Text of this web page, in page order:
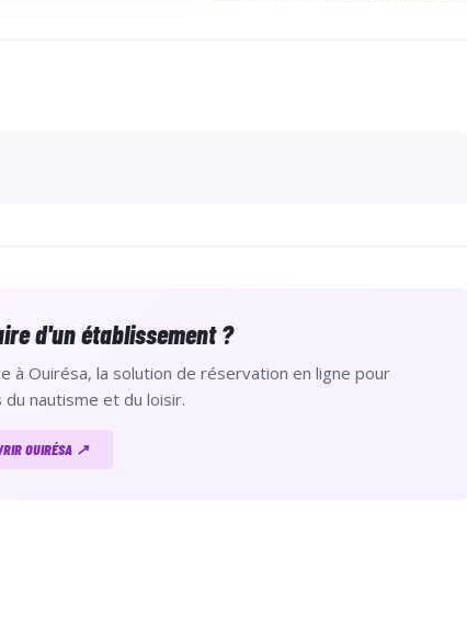
d'un établissement ?
à Ouirésa, la solution de réservation en ligne pour
nautisme et du loisir.
OUIRÉSA ↗